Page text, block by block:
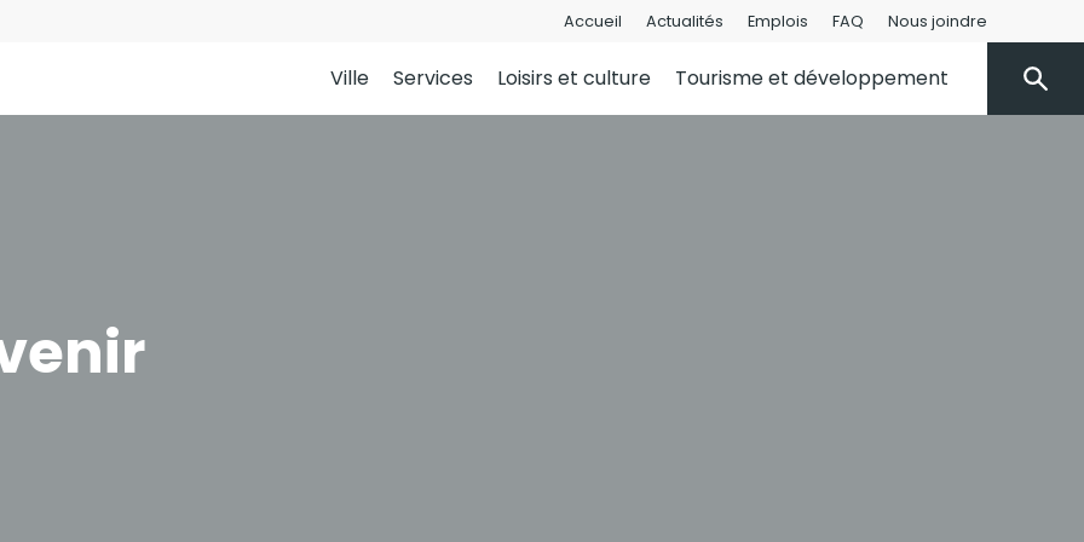
Accueil Actualités Emplois FAQ Nous joindre
Ville Services Loisirs et culture Tourisme et développement